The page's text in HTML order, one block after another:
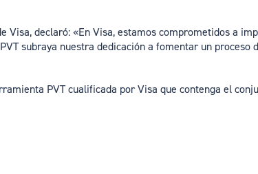
declaró: «En Visa, estamos comprometidos a
subraya nuestra dedicación a fomentar un proceso
PVT cualificada por Visa que contenga el